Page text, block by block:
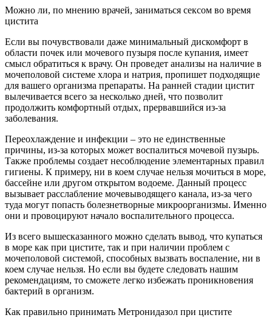
Можно ли, по мнению врачей, заниматься сексом во время
цистита
Если вы почувствовали даже минимальный дискомфорт в
области почек или мочевого пузыря после купания, имеет
смысл обратиться к врачу. Он проведет анализы на наличие в
мочеполовой системе хлора и натрия, пропишет подходящие
для вашего организма препараты. На ранней стадии цистит
вылечивается всего за несколько дней, что позволит
продолжить комфортный отдых, прервавшийся из-за
заболевания.
Переохлаждение и инфекции – это не единственные
причины, из-за которых может воспалиться мочевой пузырь.
Также проблемы создает несоблюдение элементарных правил
гигиены. К примеру, ни в коем случае нельзя мочиться в море,
бассейне или другом открытом водоеме. Данный процесс
вызывает расслабление мочевыводящего канала, из-за чего
туда могут попасть болезнетворные микроорганизмы. Именно
они и провоцируют начало воспалительного процесса.
Из всего вышесказанного можно сделать вывод, что купаться
в море как при цистите, так и при наличии проблем с
мочеполовой системой, способных вызвать воспаление, ни в
коем случае нельзя. Но если вы будете следовать нашим
рекомендациям, то сможете легко избежать проникновения
бактерий в организм.
Как правильно принимать Метронидазол при цистите